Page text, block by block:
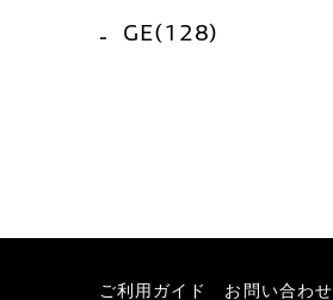
GE(128)
ご利用ガイド お問い合わせ